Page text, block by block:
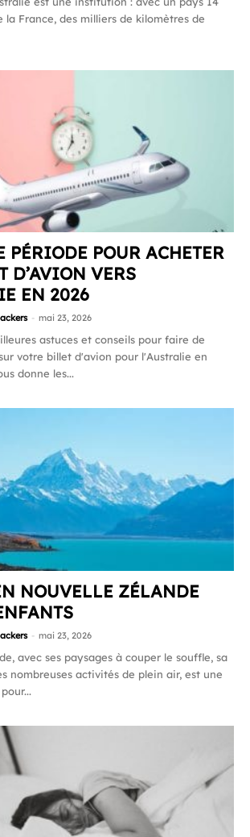
la France, des milliers de kilomètres de
PÉRIODE POUR ACHETER
D’AVION VERS
EN 2026
- mai 23, 2026
astuces et conseils pour faire de
votre billet d'avion pour l'Australie en
donne les...
NOUVELLE ZÉLANDE
- mai 23, 2026
avec ses paysages à couper le souffle, sa
nombreuses activités de plein air, est une